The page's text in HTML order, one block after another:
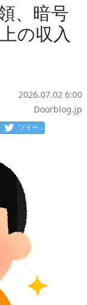
、暗号
の収入
2026.07.02 6:00
Doorblog.jp
ツイート